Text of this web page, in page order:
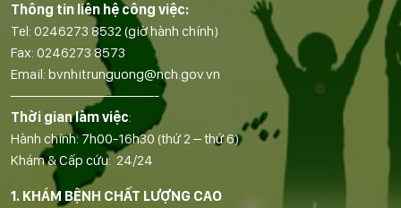
Thông tin liên hệ công việc:
Tel: 0246273 8532 (giờ hành chính)
Fax: 0246273 8573
Email: bvnhitrunguong@nch.gov.vn
——————————-
Thời gian làm việc:
Hành chính: 7h00-16h30 (thứ 2 – thứ 6)
Khám & Cấp cứu: 24/24
1. KHÁM BỆNH CHẤT LƯỢNG CAO